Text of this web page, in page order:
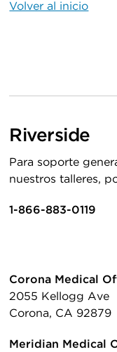
Volver al inicio
Riverside
Para soporte
nuestros talleres,
1-866-883-0119
Corona Medical
2055 Kellogg Ave
Corona, CA 92879
Meridian Medical